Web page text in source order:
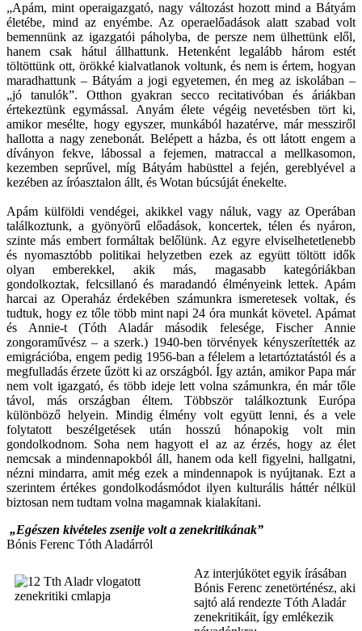
„Apám, mint operaigazgató, nagy változást hozott mind a Bátyám
életébe, mind az enyémbe. Az operaelőadások alatt szabad volt
bemennünk az igazgatói páholyba, de persze nem ülhettünk elől,
hanem csak hátul állhattunk. Hetenként legalább három estét
töltöttünk ott, örökké kialvatlanok voltunk, és nem is értem, hogyan
maradhattunk – Bátyám a jogi egyetemen, én meg az iskolában –
„jó tanulók”. Otthon gyakran secco recitativóban és áriákban
értekeztünk egymással. Anyám élete végéig nevetésben tört ki,
amikor mesélte, hogy egyszer, munkából hazatérve, már messziről
hallotta a nagy zenebonát. Belépett a házba, és ott látott engem a
díványon fekve, lábossal a fejemen, matraccal a mellkasomon,
kezemben seprűvel, míg Bátyám habüsttel a fején, gereblyével a
kezében az íróasztalon állt, és Wotan búcsúját énekelte.
Apám külföldi vendégei, akikkel vagy náluk, vagy az Operában
találkoztunk, a gyönyörű előadások, koncertek, télen és nyáron,
szinte más embert formáltak belőlünk. Az egyre elviselhetetlenebb
és nyomasztóbb politikai helyzetben ezek az együtt töltött idők
olyan emberekkel, akik más, magasabb kategóriákban
gondolkoztak, felcsillanó és maradandó élményeink lettek. Apám
harcai az Operaház érdekében számunkra ismeretesek voltak, és
tudtuk, hogy ez tőle több mint napi 24 óra munkát követel. Apámat
és Annie-t (Tóth Aladár második felesége, Fischer Annie
zongoraművész – a szerk.) 1940-ben törvények kényszerítették az
emigrációba, engem pedig 1956-ban a félelem a letartóztatástól és a
megfulladás érzete űzött ki az országból. Így aztán, amikor Papa már
nem volt igazgató, és több ideje lett volna számunkra, én már tőle
távol, más országban éltem. Többször találkoztunk Európa
különböző helyein. Mindig élmény volt együtt lenni, és a vele
folytatott beszélgetések után hosszú hónapokig volt min
gondolkodnom. Soha nem hagyott el az az érzés, hogy az élet
nemcsak a mindennapokból áll, hanem oda kell figyelni, hallgatni,
nézni mindarra, amit még ezek a mindennapok is nyújtanak. Ezt a
szerintem értékes gondolkodásmódot ilyen kulturális háttér nélkül
biztosan nem tudtam volna magamnak kialakítani.
„Egészen kivételes zsenije volt a zenekritikának”
Bónis Ferenc Tóth Aladárról
Az interjúkötet egyik írásában
Bónis Ferenc zenetörténész, aki
sajtó alá rendezte Tóth Aladár
zenekritikáit, így emlékezik